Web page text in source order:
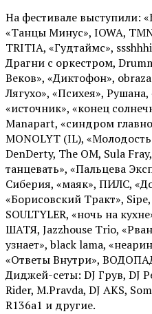
На фестивале выступили:
«Танцы Минус», IOWA,
TRITIA, «Гудтаймс»,
Драгни с оркестром,
Веков», «Диктофон»,
Лягухо», «Психея»,
«источник», «конец
Manapart, «синдром
MONOLYT (IL),
DenDerty, The OM, Sula
танцевать», «Пальцева
Сиберия, «маяк», ПИЛС,
«Борисовский Тракт»,
SOULTYLER, «ночь на
ШАТЯ, Jazzhouse Trio,
узнает», black lama,
«Ответы Внутри»,
Диджей-сеты: DJ Грув, DJ
Rider, М.Pravda, DJ AKS,
R136a1 и другие.